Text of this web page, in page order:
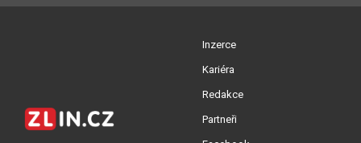
Inzerce
Kariéra
Redakce
Partneři